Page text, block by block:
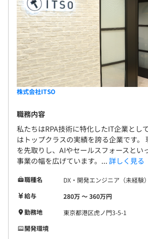
株式会社ITSO
職務内容
私たちはRPA技術に特化したIT企業とし
はトップクラスの実績を誇る企業です。
を先取りし、AIやセールスフォースとい
事業の幅を広げています。... 詳しく見る
職種名
DX・開発エンジニア（未経験）
給与
280万 〜 360万円
勤務地
東京都港区虎ノ門3-5-1
開発環境